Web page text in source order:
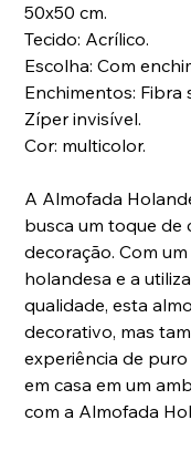
50x50 cm.
Tecido: Acrílico.
Escolha: Com
Enchimentos: Fibra
Zíper invisível.
Cor: multicolor.
A Almofada
busca um toque de
decoração. Com
holandesa e a
qualidade, esta
decorativo, mas
experiência de
em casa em um
com a Almofada